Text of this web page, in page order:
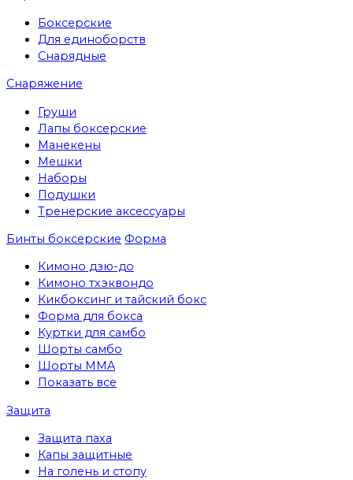
Боксерские
Для единоборств
Снарядные
Снаряжение
Груши
Лапы боксерские
Манекены
Мешки
Наборы
Подушки
Тренерские аксессуары
Бинты боксерские Форма
Кимоно дзю-до
Кимоно тхэквондо
Кикбоксинг и тайский бокс
Форма для бокса
Куртки для самбо
Шорты самбо
Шорты MMA
Показать все
Защита
Защита паха
Капы защитные
На голень и стопу